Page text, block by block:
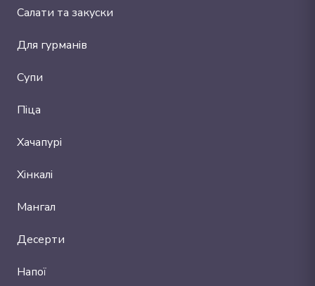
Салати та закуски
Для гурманів
Супи
Піца
Хачапурі
Хінкалі
Мангал
Десерти
Напої